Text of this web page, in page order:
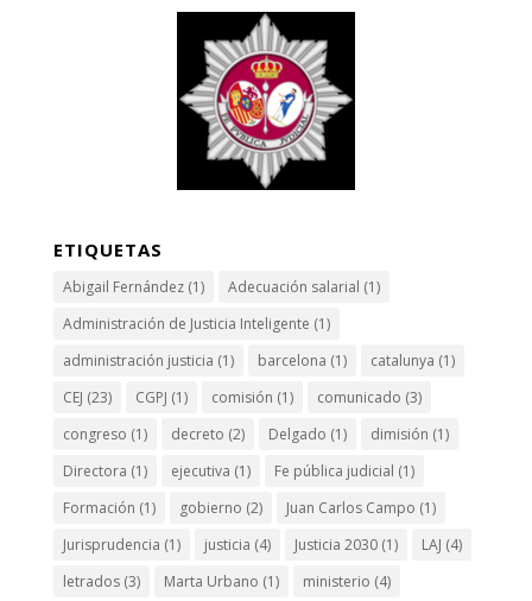
ETIQUETAS
Abigail Fernández(1) Adecuación salarial (1)
Administración de Justicia Inteligente (1)
administración justicia (1) barcelona (1) catalunya (1)
CEJ (23) CGPJ (1) comisión (1) comunicado (3)
congreso (1) decreto (2) Delgado (1) dimisión (1)
Directora (1) ejecutiva (1) Fe pública judicial (1)
Formación (1) gobierno (2) Juan Carlos Campo (1)
Jurisprudencia (1) justicia (4) Justicia 2030(1) LAJ (4)
letrados(3) Marta Urbano (1) ministerio (4)